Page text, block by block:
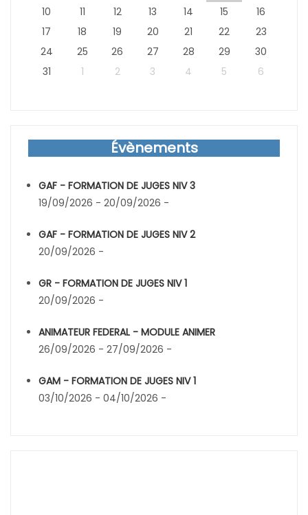
10
11 12 13 14 15
16
17
18 19 20 21 22
23
24
25 26 27 28 29
30
31
1 2 3 4 5 6
Évènements
GAF - FORMATION DE JUGES NIV 3
19/09/2026 - 20/09/2026 -
GAF - FORMATION DE JUGES NIV 2
20/09/2026 -
GR - FORMATION DE JUGES NIV 1
20/09/2026 -
ANIMATEUR FEDERAL - MODULE ANIMER
26/09/2026 - 27/09/2026 -
GAM - FORMATION DE JUGES NIV 1
03/10/2026 - 04/10/2026 -